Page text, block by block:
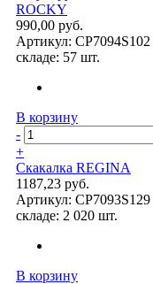
ROCKY
990,00 руб.
Артикул: CP7094S102
складе: 57 шт.
В корзину
-
+
Скакалка REGINA
1187,23 руб.
Артикул: CP7093S129
складе: 2 020 шт.
В корзину